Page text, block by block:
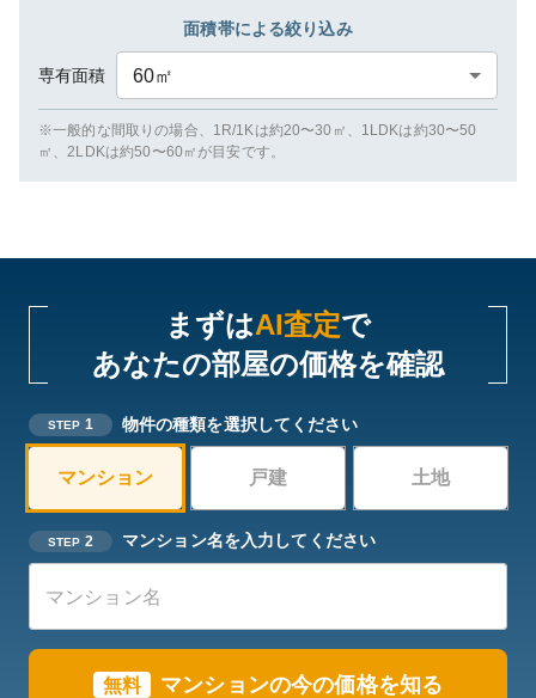
面積帯による絞り込み
専有面積 60㎡
※一般的な間取りの場合、1R/1Kは約20〜30㎡、1LDKは約30〜50
㎡、2LDKは約50〜60㎡が目安です。
まずはAI査定で
あなたの部屋の価格を確認
STEP 1 物件の種類を選択してください
マンション 戸建 土地
STEP 2 マンション名を入力してください
無料 マンションの今の価格を知る